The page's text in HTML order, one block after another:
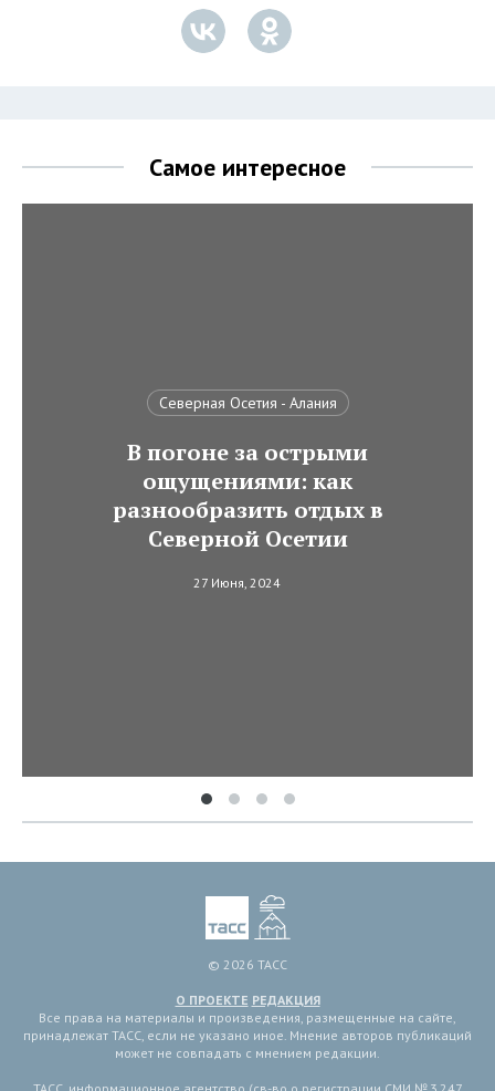
Самое интересное
Северная Осетия - Алания
В погоне за острыми
ощущениями: как
разнообразить отдых в
Северной Осетии
27 Июня, 2024
© 2026 ТАСС
О ПРОЕКТЕ РЕДАКЦИЯ
Все права на материалы и произведения, размещенные на сайте,
принадлежат ТАСС, если не указано иное. Мнение авторов публикаций
может не совпадать с мнением редакции.